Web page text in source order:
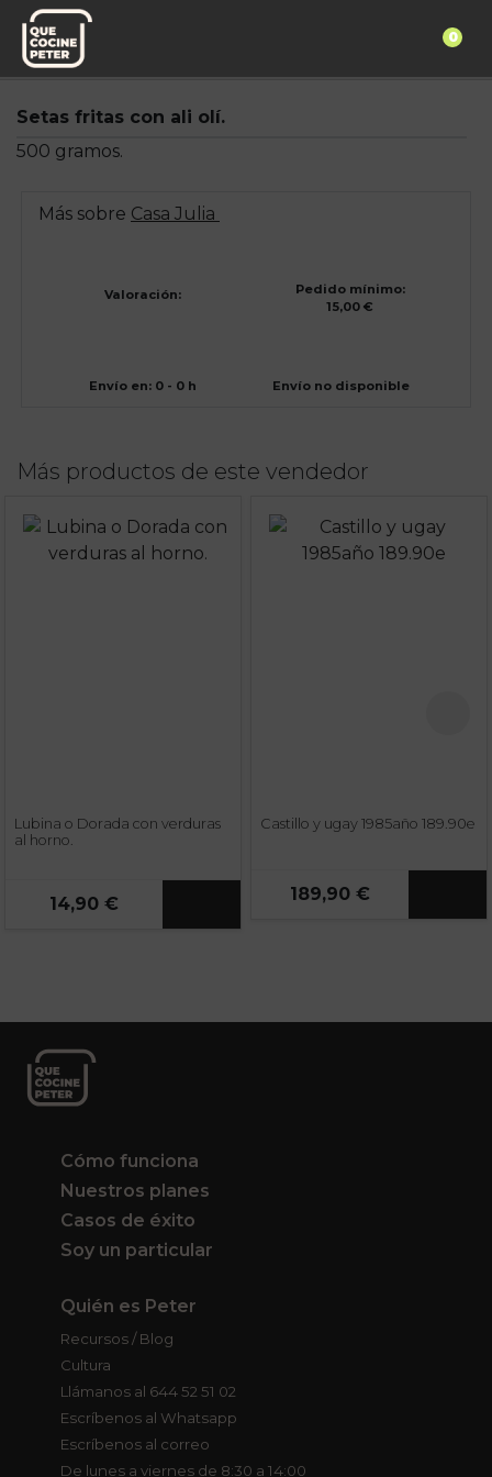
0
Pedido express
Setas fritas con ali olí.
500 gramos.
Más sobre Casa Julia
Valoración:
Pedido mínimo:
15,00 €
Envío en: 0 - 0 h Envío no disponible
Más productos de este vendedor
Lubina o Dorada con verduras
al horno.
14,90 €
Castillo y ugay 1985año 189.90e
189,90 €
Cómo funciona
Nuestros planes
Casos de éxito
Soy un particular
Quién es Peter
Recursos / Blog
Cultura
Llámanos al 644 52 51 02
Escríbenos al Whatsapp
Escríbenos al correo
De lunes a viernes de 8:30 a 14:00